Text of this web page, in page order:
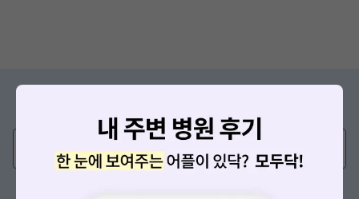
의사가 직접 답해드려요!
💬 무엇이든 물어보세요